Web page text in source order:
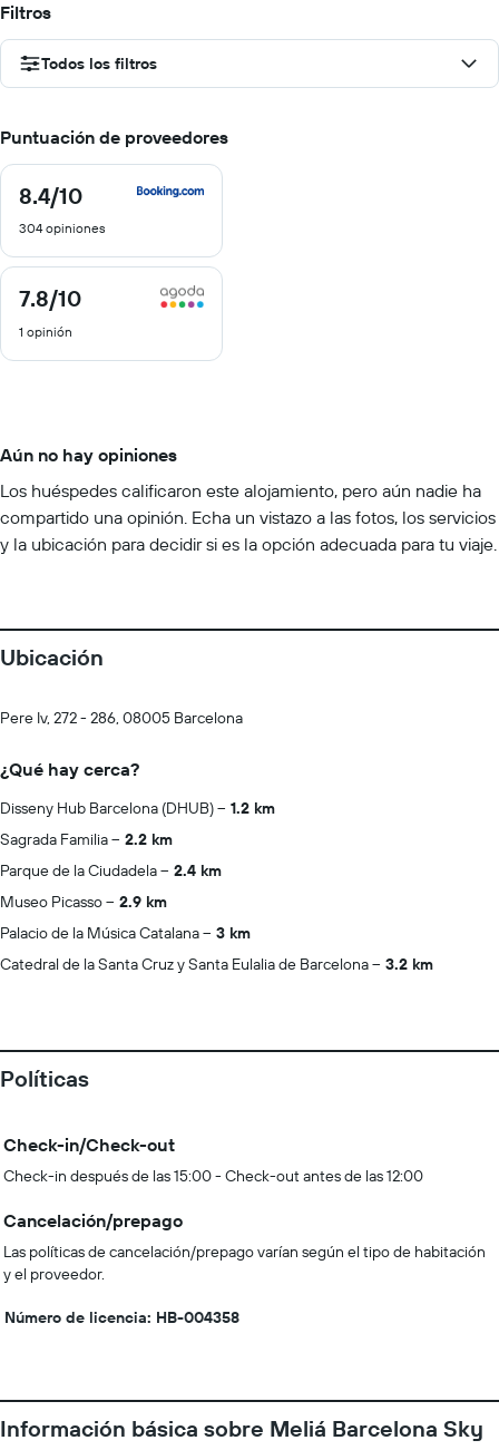
Filtros
Todos los filtros
Puntuación de proveedores
8.4/10
8.4
10
304 opiniones
7.8/10
7.8
10
1 opinión
Aún no hay opiniones
Los huéspedes calificaron este alojamiento, pero aún nadie ha
compartido una opinión. Echa un vistazo a las fotos, los servicios
y la ubicación para decidir si es la opción adecuada para tu viaje.
Ubicación
Pere Iv, 272 - 286, 08005 Barcelona
¿Qué hay cerca?
Disseny Hub Barcelona (DHUB)
1.2 km
Sagrada Familia
2.2 km
Parque de la Ciudadela
2.4 km
Museo Picasso
2.9 km
Palacio de la Música Catalana
3 km
Catedral de la Santa Cruz y Santa Eulalia de Barcelona
3.2 km
Políticas
Check-in/Check-out
Check-in después de las 15:00 - Check-out antes de las 12:00
Cancelación/prepago
Las políticas de cancelación/prepago varían según el tipo de habitación
y el proveedor.
Número de licencia: HB-004358
Información básica sobre Meliá Barcelona Sky